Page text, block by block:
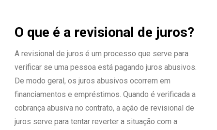
O que é a revisional de juros?
A revisional de juros é um processo que serve para
verificar se uma pessoa está pagando juros abusivos.
De modo geral, os juros abusivos ocorrem em
financiamentos e empréstimos. Quando é verificada a
cobrança abusiva no contrato, a ação de revisional de
juros serve para tentar reverter a situação com a